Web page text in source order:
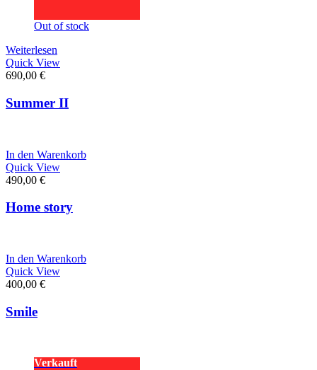
Out of stock
Weiterlesen
Quick View
690,00 €
Summer II
In den Warenkorb
Quick View
490,00 €
Home story
In den Warenkorb
Quick View
400,00 €
Smile
Verkauft